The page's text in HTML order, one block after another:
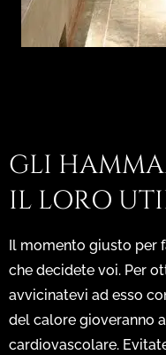
GLI
IL LORO
Il momento giusto per
che decidete voi. Per
avvicinatevi ad esso
del calore gioveranno
cardiovascolare.